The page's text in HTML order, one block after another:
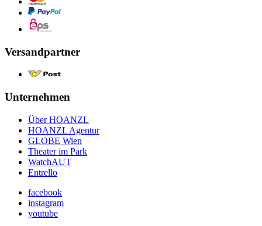
Versandpartner
Unternehmen
Über HOANZL
HOANZL Agentur
GLOBE Wien
Theater im Park
WatchAUT
Entrello
facebook
instagram
youtube